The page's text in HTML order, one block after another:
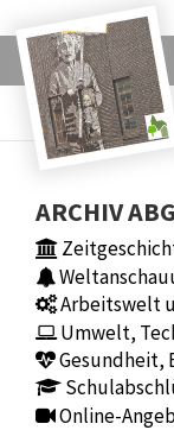
ARCHIV
Arbeitswelt
Umwelt,
Gesundheit,
Online-